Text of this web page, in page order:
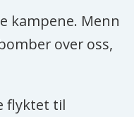
kampene. Menn
over oss,
flyktet til